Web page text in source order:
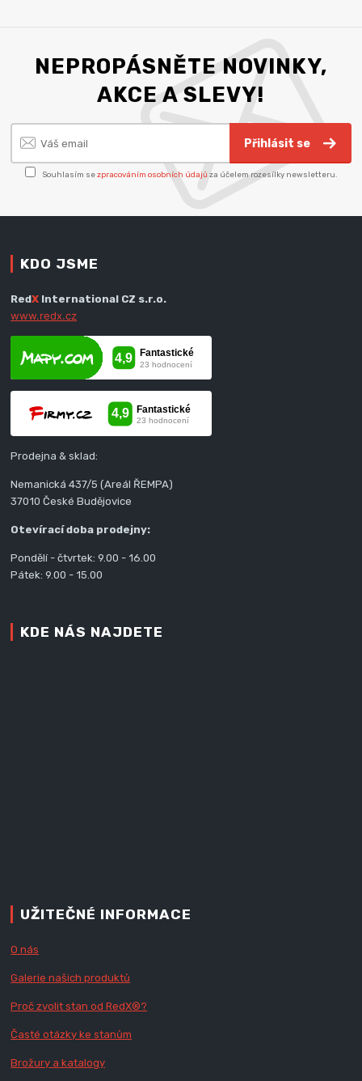
NEPROPÁSNĚTE NOVINKY,
AKCE A SLEVY!
Přihlásit se
Souhlasím sezpracováním osobních údajů za účelem rozesílky newsletteru.
KDO JSME
RedX International CZ s.r.o.
www.redx.cz
Prodejna & sklad:
Nemanická 437/5 (Areál ŘEMPA)
37010 České Budějovice
Otevírací doba prodejny:
Pondělí - čtvrtek: 9.00 - 16.00
Pátek: 9.00 - 15.00
KDE NÁS NAJDETE
UŽITEČNÉ INFORMACE
O nás
Galerie našich produktů
Proč zvolit stan od RedX®?
Časté otázky ke stanům
Brožury a katalogy